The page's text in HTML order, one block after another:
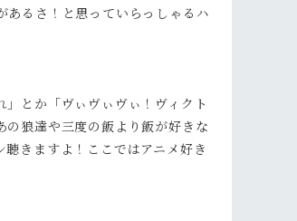
るさ！と思っていらっしゃるハ
とか「ヴぃヴぃヴぃ！ヴィクト
の狼達や三度の飯より飯が好きな
きますよ！ここではアニメ好き